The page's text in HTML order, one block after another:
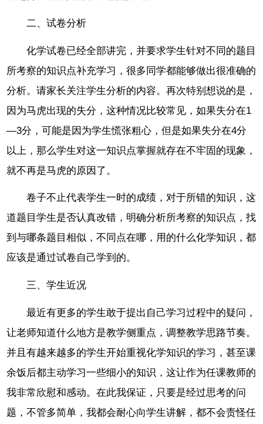
二、试卷分析
化学试卷已经全部讲完，并要求学生针对不同的题目
所考察的知识点补充学习，很多同学都能够做出很准确的
分析。请家长关注学生分析的内容。再次特别想说的是，
因为马虎出现的失分，这种情况比较常见，如果失分在1
—3分，可能是因为学生慌张粗心，但是如果失分在4分
以上，那么学生对这一知识点掌握就存在不牢固的现象，
就不再是马虎的原因了。
卷子不止代表学生一时的成绩，对于所错的知识，这
道题目学生是否认真改错，明确分析所考察的知识点，找
到与哪条题目相似，不同点在哪，用的什么化学知识，都
应该是通过试卷自己学到的。
三、学生近况
最近有更多的学生敢于提出自己学习过程中的疑问，
让老师知道什么地方是教学侧重点，调整教学思路节奏。
并且有越来越多的学生开始重视化学知识的学习，甚至课
余饭后都主动学习一些细小的知识，这让作为任课教师的
我非常欣慰和感动。在此我保证，只要是经过思考的问
题，不管多简单，我都会耐心向学生讲解，都不会责怪任